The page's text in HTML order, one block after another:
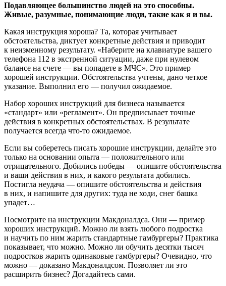
Подавляющее большинство людей на это способны.
Живые, разумные, понимающие люди, такие как я и вы.
Какая инструкция хороша? Та, которая учитывает
обстоятельства, диктует конкретные действия и приводит
к неизменному результату. «Наберите на клавиатуре вашего
телефона 112 в экстренной ситуации, даже при нулевом
балансе на счете — вы попадете в МЧС». Это пример
хорошей инструкции. Обстоятельства учтены, дано четкое
указание. Выполнил его — получил ожидаемое.
Набор хороших инструкций для бизнеса называется
«стандарт» или «регламент». Он предписывает точные
действия в конкретных обстоятельствах. В результате
получается всегда что-то ожидаемое.
Если вы соберетесь писать хорошие инструкции, делайте это
только на основании опыта — положительного или
отрицательного. Добились победы — опишите обстоятельства
и ваши действия в них, и какого результата добились.
Постигла неудача — опишите обстоятельства и действия
в них, и напишите для других: туда не ходи, снег башка
упадет…
Посмотрите на инструкции Макдоналдса. Они — пример
хороших инструкций. Можно ли взять любого подростка
и научить по ним жарить стандартные гамбургеры? Практика
показывает, что можно. Можно ли обучить десятки тысяч
подростков жарить одинаковые гамбургеры? Очевидно, что
можно — доказано Макдоналдсом. Позволяет ли это
расширить бизнес? Догадайтесь сами.